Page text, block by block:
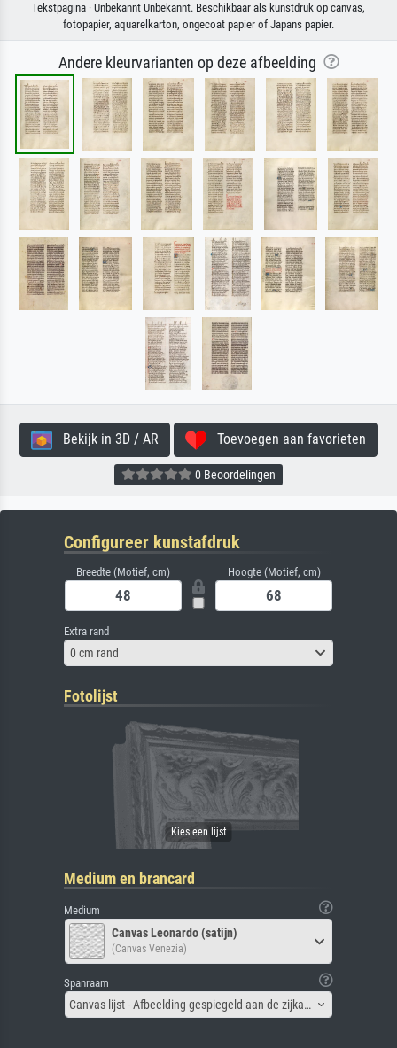
Tekstpagina · Unbekannt Unbekannt. Beschikbaar als kunstdruk op canvas,
fotopapier, aquarelkarton, ongecoat papier of Japans papier.
Andere kleurvarianten op deze afbeelding
Bekijk in 3D / AR Toevoegen aan favorieten
0 Beoordelingen
Configureer kunstafdruk
Breedte (Motief, cm) Hoogte (Motief, cm)
Extra rand
0 cm rand
Fotolijst
Medium en brancard
Medium
Canvas Leonardo (satijn)
(Canvas Venezia)
Spanraam
Canvas lijst - Afbeelding gespiegeld aan de zijkant